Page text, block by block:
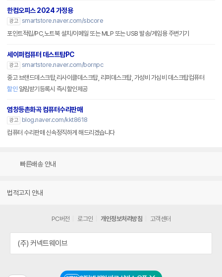
한컴오피스 2024 가정용
광고 smartstore.naver.com/sbcore
포인트적립/PC,노트북 설치/이메일 또는 MLP 또는 USB 발송/게임용 주변기기
세이퍼컴퓨터 데스트탑PC
광고 smartstore.naver.com/bornpc
중고 브랜드데스크탑,리사이클데스크탑, 리퍼데스크탑, 가성비 가심비 데스크탑컴퓨터
할인 알림받기등록시 즉시할인제공
염창등촌화곡 컴퓨터수리판매
광고
blog.naver.com/kkt8618
컴퓨터 수리판매 신속정직하게 해드리겠습니다
빠른배송 안내
법적고지 안내
PC버전 로그인 개인정보처리방침 고객센터
(주) 커넥트웨이브